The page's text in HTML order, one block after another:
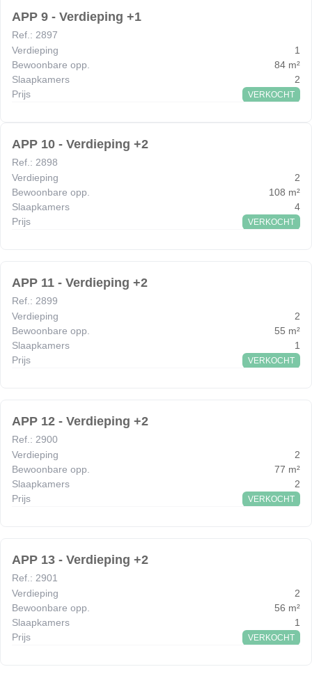
APP 9 - Verdieping +1
Ref. : 2897
Verdieping
1
Bewoonbare opp.
84 m²
Slaapkamers
2
Prijs
VERKOCHT
APP 10 - Verdieping +2
Ref. : 2898
Verdieping
2
Bewoonbare opp.
108 m²
Slaapkamers
4
Prijs
VERKOCHT
APP 11 - Verdieping +2
Ref. : 2899
Verdieping
2
Bewoonbare opp.
55 m²
Slaapkamers
1
Prijs
VERKOCHT
APP 12 - Verdieping +2
Ref. : 2900
Verdieping
2
Bewoonbare opp.
77 m²
Slaapkamers
2
Prijs
VERKOCHT
APP 13 - Verdieping +2
Ref. : 2901
Verdieping
2
Bewoonbare opp.
56 m²
Slaapkamers
1
Prijs
VERKOCHT